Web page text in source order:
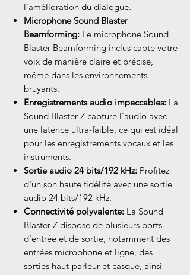
l'amélioration du dialogue.
Microphone Sound Blaster
Beamforming: Le microphone Sound
Blaster Beamforming inclus capte votre
voix de manière claire et précise,
même dans les environnements
bruyants.
Enregistrements audio impeccables: La
Sound Blaster Z capture l'audio avec
une latence ultra-faible, ce qui est idéal
pour les enregistrements vocaux et les
instruments.
Sortie audio 24 bits/192 kHz: Profitez
d'un son haute fidélité avec une sortie
audio 24 bits/192 kHz.
Connectivité polyvalente: La Sound
Blaster Z dispose de plusieurs ports
d'entrée et de sortie, notamment des
entrées microphone et ligne, des
sorties haut-parleur et casque, ainsi